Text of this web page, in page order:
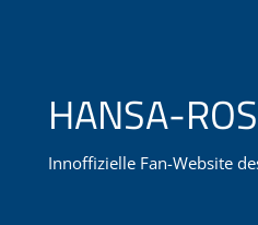
HANSA-
Innoffizielle Fan-Website